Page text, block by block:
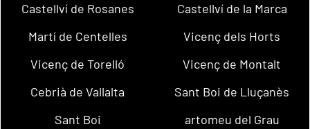
Castellví de Rosanes
Castellví de la Marca
Martí de Centelles
Vicenç dels Horts
Vicenç de Torelló
Vicenç de Montalt
Cebrià de Vallalta
Sant Boi de Lluçanès
Sant Boi
artomeu del Grau